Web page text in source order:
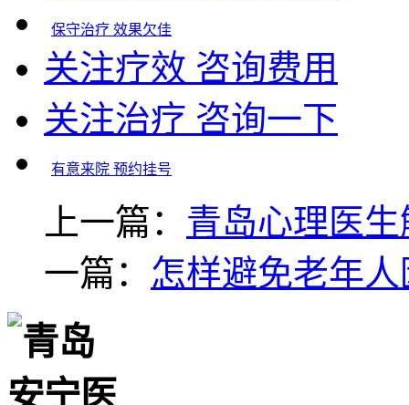
保守治疗 效果欠佳
关注疗效 咨询费用
关注治疗 咨询一下
有意来院 预约挂号
上一篇： 青岛心理医
一篇： 怎样避免老年